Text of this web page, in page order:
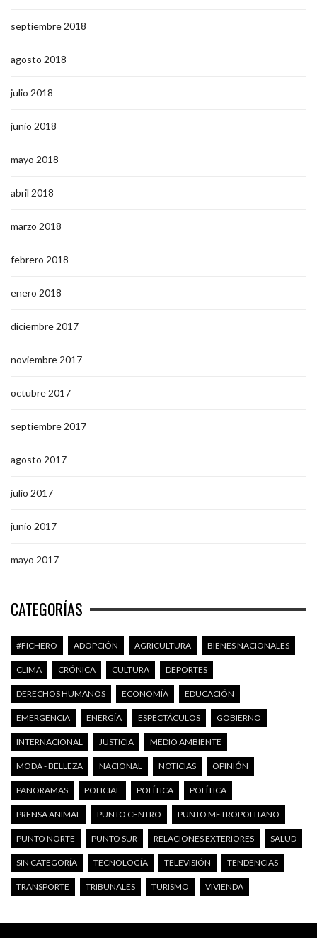
septiembre 2018
agosto 2018
julio 2018
junio 2018
mayo 2018
abril 2018
marzo 2018
febrero 2018
enero 2018
diciembre 2017
noviembre 2017
octubre 2017
septiembre 2017
agosto 2017
julio 2017
junio 2017
mayo 2017
CATEGORÍAS
#FICHERO ADOPCIÓN AGRICULTURA BIENES NACIONALES
CLIMA CRÓNICA CULTURA DEPORTES
DERECHOS HUMANOS ECONOMÍA EDUCACIÓN
EMERGENCIA ENERGÍA ESPECTÁCULOS GOBIERNO
INTERNACIONAL JUSTICIA MEDIO AMBIENTE
MODA - BELLEZA NACIONAL NOTICIAS OPINIÓN
PANORAMAS POLICIAL POLÍTICA POLÍTICA
PRENSA ANIMAL PUNTO CENTRO PUNTO METROPOLITANO
PUNTO NORTE PUNTO SUR RELACIONES EXTERIORES SALUD
SIN CATEGORÍA TECNOLOGÍA TELEVISIÓN TENDENCIAS
TRANSPORTE TRIBUNALES TURISMO VIVIENDA